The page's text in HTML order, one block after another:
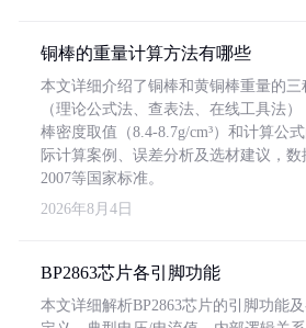
铜棒的重量计算方法有哪些
本文详细介绍了铜棒和黄铜棒重量的
（理论公式法、查表法、在线工具法
棒密度取值（8.4-8.7g/cm³）和计算公
际计算案例、误差分析及选材建议，数
2007等国家标准。
2026年8月4日
BP2863芯片各引脚功能
本文详细解析BP2863芯片的引脚功能